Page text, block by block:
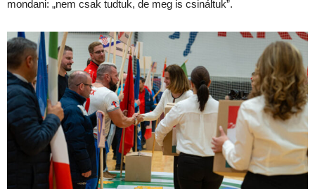
mondani: „nem csak tudtuk, de meg is csináltuk”.